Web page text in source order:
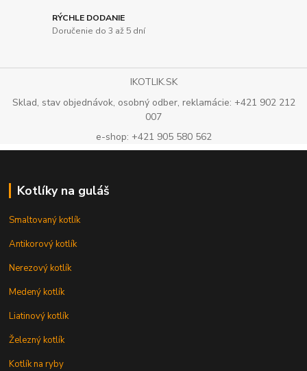
RÝCHLE DODANIE
Doručenie do 3 až 5 dní
IKOTLIK.SK
Sklad, stav objednávok, osobný odber, reklamácie: +421 902 212
007
e-shop: +421 905 580 562
Kotlíky na guláš
Smaltovaný kotlík
Antikorový kotlík
Nerezový kotlík
Medený kotlík
Liatinový kotlík
Železný kotlík
Kotlík na ryby